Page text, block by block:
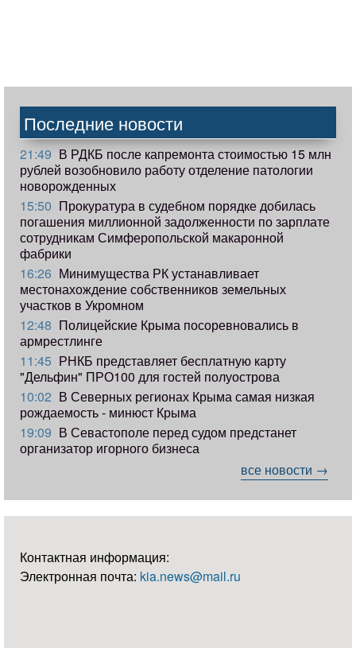
Последние новости
21:49 В РДКБ после капремонта стоимостью 15 млн
рублей возобновило работу отделение патологии
новорожденных
15:50 Прокуратура в судебном порядке добилась
погашения миллионной задолженности по зарплате
сотрудникам Симферопольской макаронной
фабрики
16:26 Минимущества РК устанавливает
местонахождение собственников земельных
участков в Укромном
12:48 Полицейские Крыма посоревновались в
армрестлинге
11:45 РНКБ представляет бесплатную карту
"Дельфин" ПРО100 для гостей полуострова
10:02 В Северных регионах Крыма самая низкая
рождаемость - минюст Крыма
19:09 В Севастополе перед судом предстанет
организатор игорного бизнеса
все новости →
Контактная информация:
Электронная почта: kia.news@mail.ru